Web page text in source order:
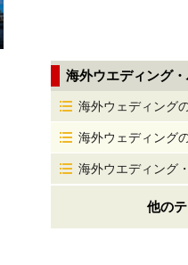
海外ウエディング
海外ウェディング
海外ウェディング
海外ウエディング
他の